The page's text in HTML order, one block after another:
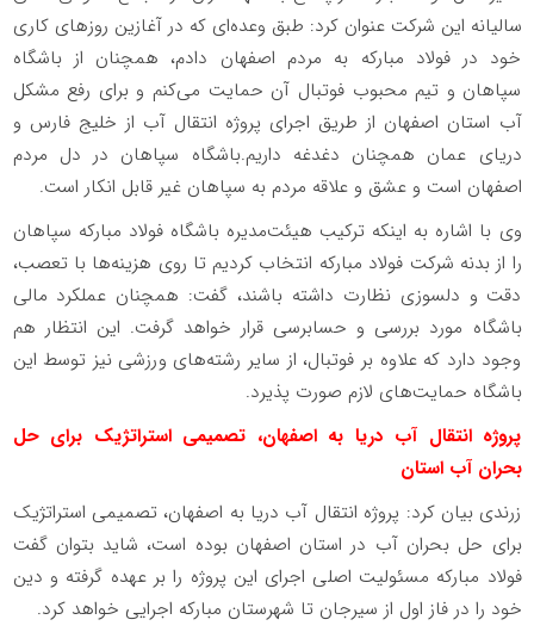
سالیانه این شرکت عنوان کرد: طبق وعده‌ای که در آغازین روزهای کاری
خود در فولاد مبارکه به مردم اصفهان دادم، همچنان از باشگاه
سپاهان و تیم محبوب فوتبال آن حمایت می‌کنم و برای رفع مشکل
آب استان اصفهان از طریق اجرای پروژه انتقال آب از خلیج فارس و
دریای عمان همچنان دغدغه داریم.باشگاه سپاهان در دل مردم
اصفهان است و عشق و علاقه مردم به سپاهان غیر قابل انکار است.
وی با اشاره به اینکه ترکیب هیئت‌مدیره باشگاه فولاد مبارکه سپاهان
را از بدنه شرکت فولاد مبارکه انتخاب کردیم تا روی هزینه‌ها با تعصب،
دقت و دلسوزی نظارت داشته باشند، گفت: همچنان عملکرد مالی
باشگاه مورد بررسی و حسابرسی قرار خواهد گرفت. این انتظار هم
وجود دارد که علاوه بر فوتبال، از سایر رشته‌های ورزشی نیز توسط این
باشگاه حمایت‌های لازم صورت پذیرد.
پروژه انتقال آب دریا به اصفهان، تصمیمی استراتژیک برای حل
بحران آب استان
زرندی بیان کرد: پروژه انتقال آب دریا به اصفهان، تصمیمی استراتژیک
برای حل بحران آب در استان اصفهان بوده است، شاید بتوان گفت
فولاد مبارکه مسئولیت اصلی اجرای این پروژه را بر عهده گرفته و دین
خود را در فاز اول از سیرجان تا شهرستان مبارکه اجرایی خواهد کرد.